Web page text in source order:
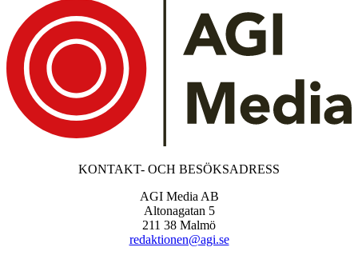
KONTAKT- OCH BESÖKSADRESS
AGI Media AB
Altonagatan 5
211 38 Malmö
redaktionen@agi.se